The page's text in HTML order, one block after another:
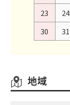
23
24
30
31
地域